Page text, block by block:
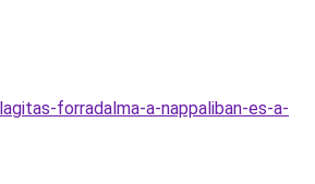
forradalma-a-nappaliban-es-a-